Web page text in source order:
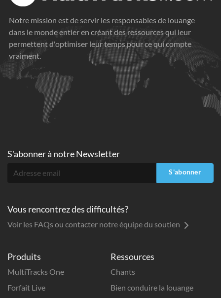
Notre mission est de servir les responsables de louange
dans le monde entier en créant des ressources qui leur
permettent d'optimiser leur temps pour ce qui compte
vraiment.
Produits
MultiTracks One
Forfait Live
Ressources
Chants
Bien conduire la louange
S'abonner à notre Newsletter
S'abonner
Vous rencontrez des difficultés?
Voir les FAQs ou contacter notre équipe du soutien